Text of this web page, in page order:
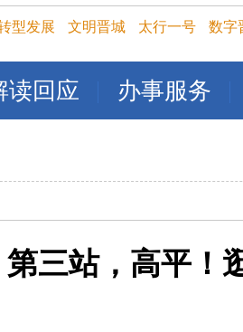
型发展 文明晋城 太行一号 数字
读回应 办事服务
三站，高平！